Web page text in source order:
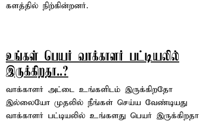
களத்தில் நிற்கின்றனர்.
உங்கள் பெயர் வாக்காளர் பட்டியலில்
இருக்கிறதா..?
வாக்காளர் அட்டை உங்களிடம் இருக்கிறதோ
இல்லையோ முதலில் நீங்கள் செய்ய வேண்டியது
வாக்காளர் பட்டியலில் உங்களது பெயர் இருக்கிறதா